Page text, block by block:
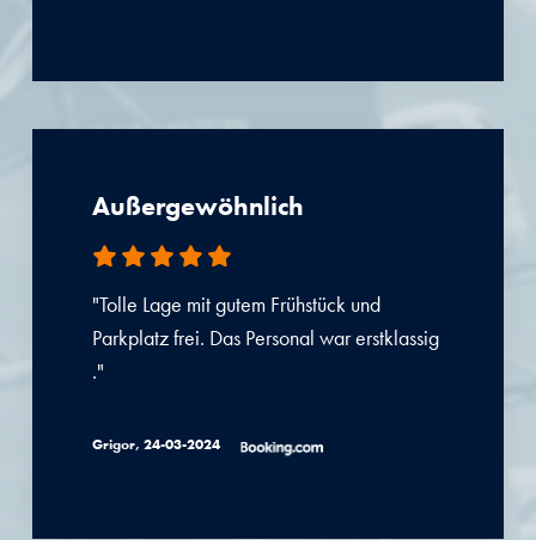
Außergewöhnlich
"Tolle Lage mit gutem Frühstück und
Parkplatz frei. Das Personal war erstklassig
."
Grigor, 24-03-2024